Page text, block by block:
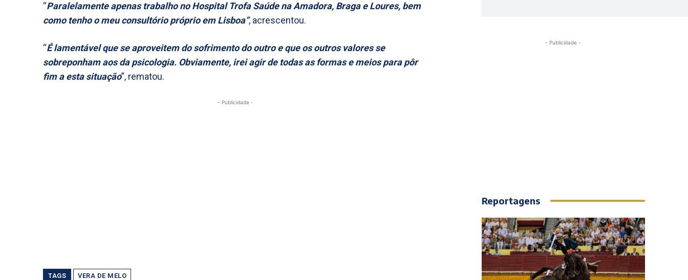
“Paralelamente apenas trabalho no Hospital Trofa Saúde na Amadora, Braga e Loures, bem
como tenho o meu consultório próprio em Lisboa”, acrescentou.
“É lamentável que se aproveitem do sofrimento do outro e que os outros valores se
sobreponham aos da psicologia. Obviamente, irei agir de todas as formas e meios para pôr
fim a esta situação”, rematou.
- Publicidade -
TAGS VERA DE MELO
- Publicidade -
Reportagens